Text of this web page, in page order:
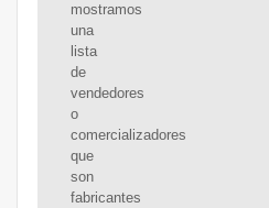
mostramos
una
lista
de
vendedores
o
comercializadores
que
son
fabricantes